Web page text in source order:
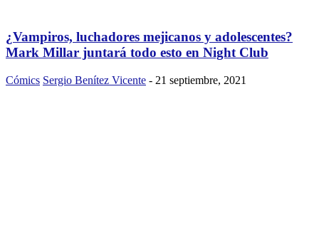
¿Vampiros, luchadores mejicanos y adolescentes?
Mark Millar juntará todo esto en Night Club
Cómics Sergio Benítez Vicente - 21 septiembre, 2021